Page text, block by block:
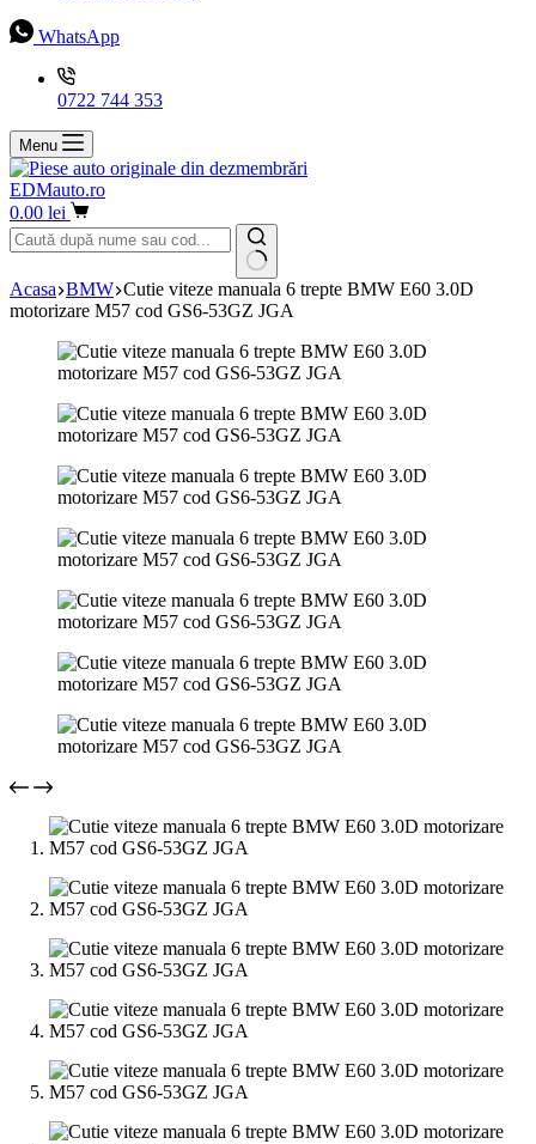
WhatsApp
0722 744 353
Menu
EDMauto.ro
Coș
de
cumpărături
0.00 lei
Niciun
rezultat
Acasa BMW Cutie viteze manuala 6 trepte BMW E60 3.0D
motorizare M57 cod GS6-53GZ JGA